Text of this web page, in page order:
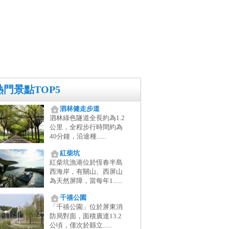
門景點TOP5
泗林健走步道
泗林綠色隧道全長約為1.2
公里，全程步行時間約為
40分鐘，沿途種......
紅柴坑
紅柴坑漁港位於恆春半島
西海岸，有關山、西屏山
為天然屏障，當每年1......
千禧公園
「千禧公園」位於屏東消
防局對面，面積廣達13.2
公頃，僅次於縣立......